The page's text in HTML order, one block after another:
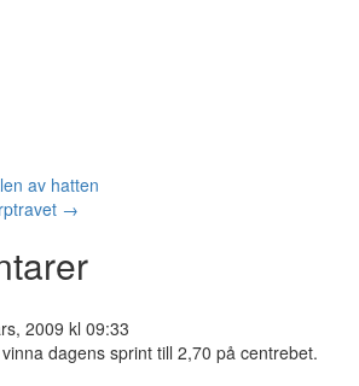
av hatten
→
2009 kl 09:33
dagens sprint till 2,70 på centrebet.